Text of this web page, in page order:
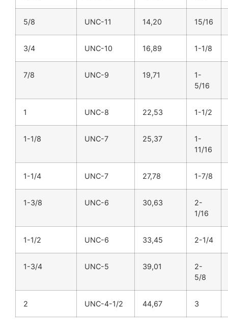
5/8 UNC-11 14,20 15/16
3/4 UNC-10 16,89 1-1/8
7/8 UNC-9 19,71
1-
5/16
1 UNC-8 22,53 1-1/2
1-1/8 UNC-7 25,37
1-
11/16
1-1/4 UNC-7 27,78 1-7/8
1-3/8 UNC-6 30,63
2-
1/16
1-1/2 UNC-6 33,45 2-1/4
1-3/4 UNC-5 39,01
2-
5/8
2 UNC-4-1/2 44,67 3